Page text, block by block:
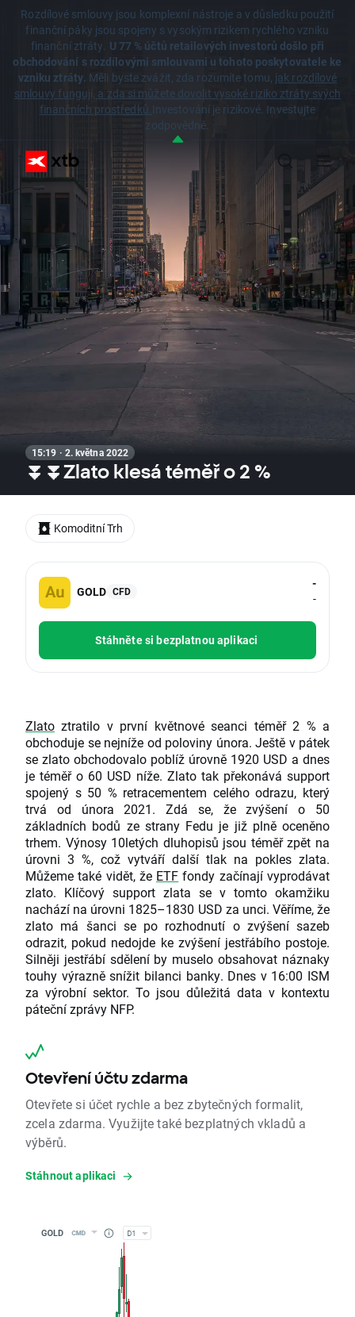
Rozdílové smlouvy jsou komplexní nástroje a v důsledku použití
finanční páky jsou spojeny s vysokým rizikem rychlého vzniku
finanční ztráty. U 77 % účtů retailových investorů došlo při
obchodování s rozdílovými smlouvami u tohoto poskytovatele ke
vzniku ztráty. Měli byste zvážit, zda rozumíte tomu, jak rozdílové
smlouvy fungují, a zda si můžete dovolit vysoké riziko ztráty svých
finančních prostředků.Investování je rizikové. Investujte
zodpovědně.
15:19 · 2. května 2022
⏬⏬Zlato klesá téměř o 2 %
GOLD CFD
-
-
Stáhněte si bezplatnou aplikaci
Zlato ztratilo v první květnové seanci téměř 2 % a
obchoduje se nejníže od poloviny února. Ještě v pátek
se zlato obchodovalo poblíž úrovně 1920 USD a dnes
je téměř o 60 USD níže. Zlato tak překonává support
spojený s 50 % retracementem celého odrazu, který
trvá od února 2021. Zdá se, že zvýšení o 50
základních bodů ze strany Fedu je již plně oceněno
trhem. Výnosy 10letých dluhopisů jsou téměř zpět na
úrovni 3 %, což vytváří další tlak na pokles zlata.
Můžeme také vidět, že ETF fondy začínají vyprodávat
zlato. Klíčový support zlata se v tomto okamžiku
nachází na úrovni 1825–1830 USD za unci. Věříme, že
zlato má šanci se po rozhodnutí o zvýšení sazeb
odrazit, pokud nedojde ke zvýšení jestřábího postoje.
Silněji jestřábí sdělení by muselo obsahovat náznaky
touhy výrazně snížit bilanci banky. Dnes v 16:00 ISM
za výrobní sektor. To jsou důležitá data v kontextu
páteční zprávy NFP.
Otevření účtu zdarma
Otevřete si účet rychle a bez zbytečných formalit,
zcela zdarma. Využijte také bezplatných vkladů a
výběrů.
Stáhnout aplikaci
Komoditní Trh